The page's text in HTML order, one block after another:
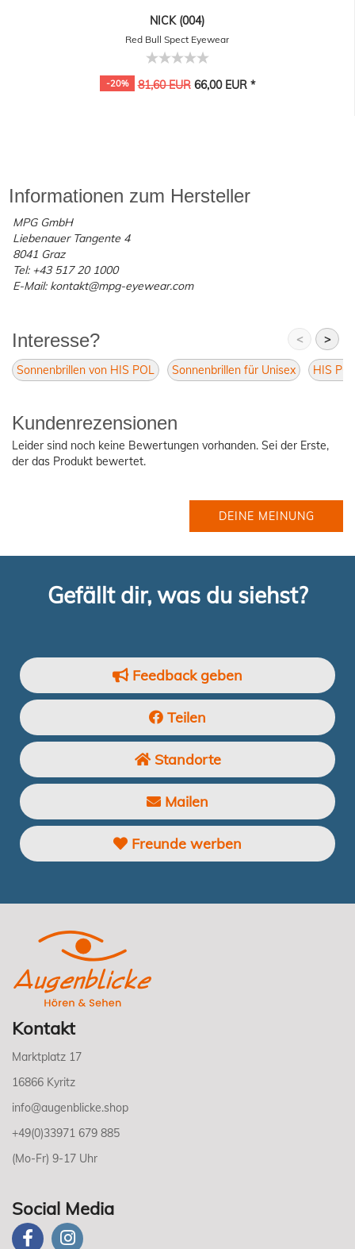
NICK (004)
Red Bull Spect Eyewear
-20% 81,60 EUR66,00 EUR *
Informationen zum Hersteller
MPG GmbH
Liebenauer Tangente 4
8041 Graz
Tel: +43 517 20 1000
E-Mail: kontakt@mpg-eyewear.com
Interesse? < >
Sonnenbrillen von HIS POL Sonnenbrillen für Unisex HIS
Kundenrezensionen
Leider sind noch keine Bewertungen vorhanden. Sei der Erste,
der das Produkt bewertet.
DEINE MEINUNG
Gefällt dir, was du siehst?
Feedback geben
Teilen
Standorte
Mailen
Freunde werben
Kontakt
Marktplatz 17
16866 Kyritz
info@augenblicke.shop
+49(0)33971 679 885
(Mo-Fr) 9-17 Uhr
Social Media